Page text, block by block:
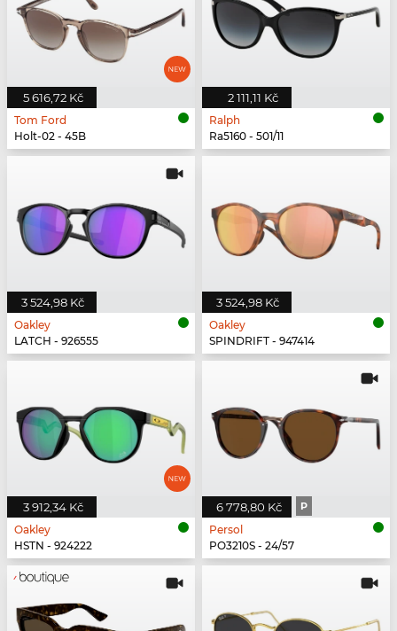
5 616,72 Kč
Tom Ford
Holt-02 - 45B
2 111,11 Kč
Ralph
Ra5160 - 501/11
3 524,98 Kč
Oakley
LATCH - 926555
3 524,98 Kč
Oakley
SPINDRIFT - 947414
3 912,34 Kč
Oakley
HSTN - 924222
6 778,80 Kč P
Persol
PO3210S - 24/57